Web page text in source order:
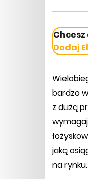
Dodaj
bardzo
z dużą
jaką
na